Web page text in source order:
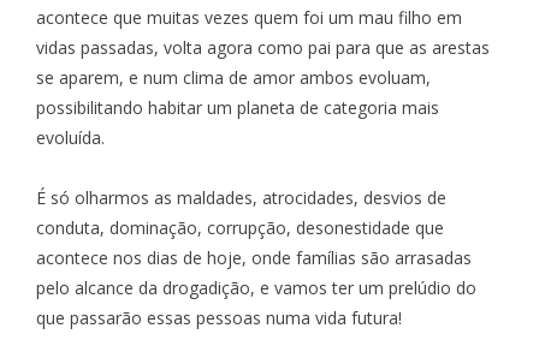
acontece que muitas vezes quem foi um mau filho em
vidas passadas, volta agora como pai para que as arestas
se aparem, e num clima de amor ambos evoluam,
possibilitando habitar um planeta de categoria mais
evoluída.
É só olharmos as maldades, atrocidades, desvios de
conduta, dominação, corrupção, desonestidade que
acontece nos dias de hoje, onde famílias são arrasadas
pelo alcance da drogadição, e vamos ter um prelúdio do
que passarão essas pessoas numa vida futura!